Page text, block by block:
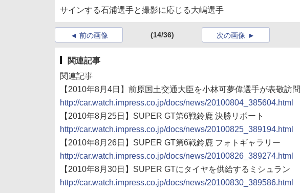
サインする石浦選手と撮影に応じる大嶋選手
前の画像 (14/36) 次の画像
関連記事
関連記事
【2010年8月4日】前原国土交通大臣を小林可夢偉選手が表敬訪問
http://car.watch.impress.co.jp/docs/news/20100804_385604.html
【2010年8月25日】SUPER GT第6戦鈴鹿 決勝リポート
http://car.watch.impress.co.jp/docs/news/20100825_389194.html
【2010年8月26日】SUPER GT第6戦鈴鹿 フォトギャラリー
http://car.watch.impress.co.jp/docs/news/20100826_389274.html
【2010年8月30日】SUPER GTにタイヤを供給するミシュラン
http://car.watch.impress.co.jp/docs/news/20100830_389586.html